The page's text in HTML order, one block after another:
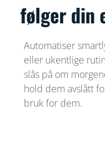
følger din
Automatiser
eller ukentlige
slås på om
hold dem avslått
bruk for dem.